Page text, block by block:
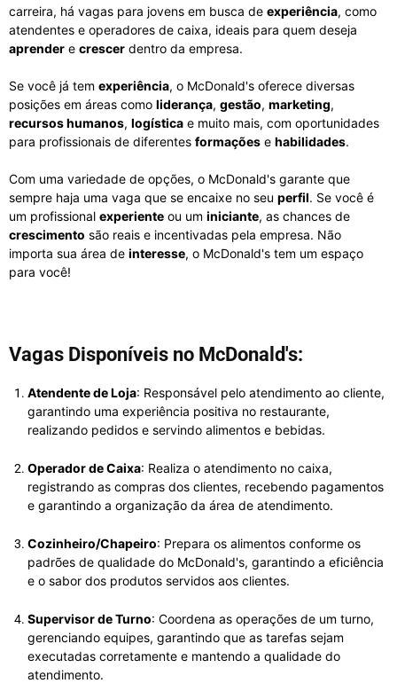
carreira, há vagas para jovens em busca de experiência, como
atendentes e operadores de caixa, ideais para quem deseja
aprender e crescer dentro da empresa.
Se você já tem experiência, o McDonald's oferece diversas
posições em áreas como liderança, gestão, marketing,
recursos humanos, logística e muito mais, com oportunidades
para profissionais de diferentes formações e habilidades.
Com uma variedade de opções, o McDonald's garante que
sempre haja uma vaga que se encaixe no seu perfil. Se você é
um profissional experiente ou um iniciante, as chances de
crescimento são reais e incentivadas pela empresa. Não
importa sua área de interesse, o McDonald's tem um espaço
para você!
Vagas Disponíveis no McDonald's:
Atendente de Loja: Responsável pelo atendimento ao cliente,
garantindo uma experiência positiva no restaurante,
realizando pedidos e servindo alimentos e bebidas.
Operador de Caixa: Realiza o atendimento no caixa,
registrando as compras dos clientes, recebendo pagamentos
e garantindo a organização da área de atendimento.
Cozinheiro/Chapeiro: Prepara os alimentos conforme os
padrões de qualidade do McDonald's, garantindo a eficiência
e o sabor dos produtos servidos aos clientes.
Supervisor de Turno: Coordena as operações de um turno,
gerenciando equipes, garantindo que as tarefas sejam
executadas corretamente e mantendo a qualidade do
atendimento.